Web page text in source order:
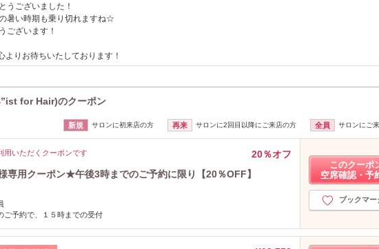
うございました！
暑い時期も乗り切れますね☆
ございます！
よりお待ちいたしております！
for Hair)のクーポン
新規 サロンに初来店の方 再来 サロンに2回目以降にご来店の方 全員 サロンにご
用いただくクーポンです
20％オフ
専用クーポン★午後3時までのご予約に限り【20％OFF】
ご予約で、１５時までの受付
このクーポ
空席確認・予
ブックマー